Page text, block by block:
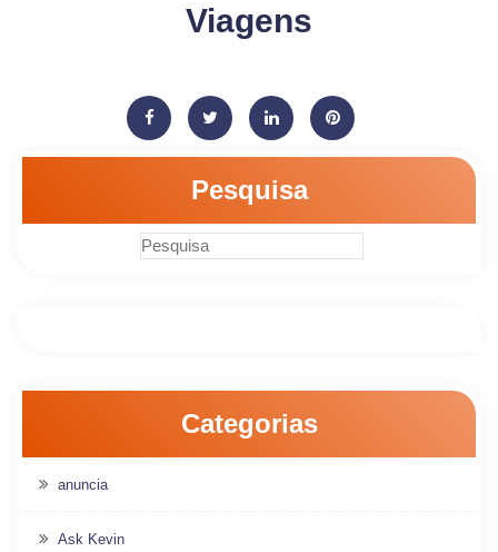
Viagens
Pesquisa
Categorias
anuncia
Ask Kevin